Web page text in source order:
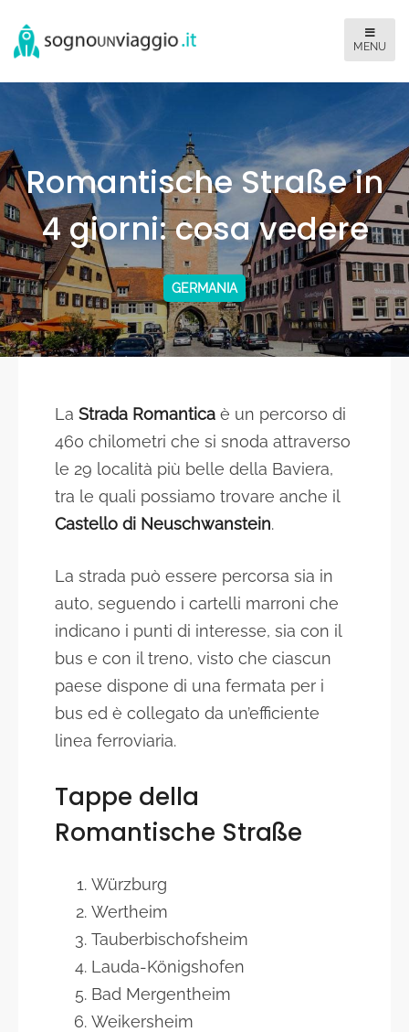
Romantische Straße in
4 giorni: cosa vedere
GERMANIA
La Strada Romantica è un percorso di
460 chilometri che si snoda attraverso
le 29 località più belle della Baviera,
tra le quali possiamo trovare anche il
Castello di Neuschwanstein.
La strada può essere percorsa sia in
auto, seguendo i cartelli marroni che
indicano i punti di interesse, sia con il
bus e con il treno, visto che ciascun
paese dispone di una fermata per i
bus ed è collegato da un’efficiente
linea ferroviaria.
Tappe della
Romantische Straße
Würzburg
Wertheim
Tauberbischofsheim
Lauda-Königshofen
Bad Mergentheim
Weikersheim